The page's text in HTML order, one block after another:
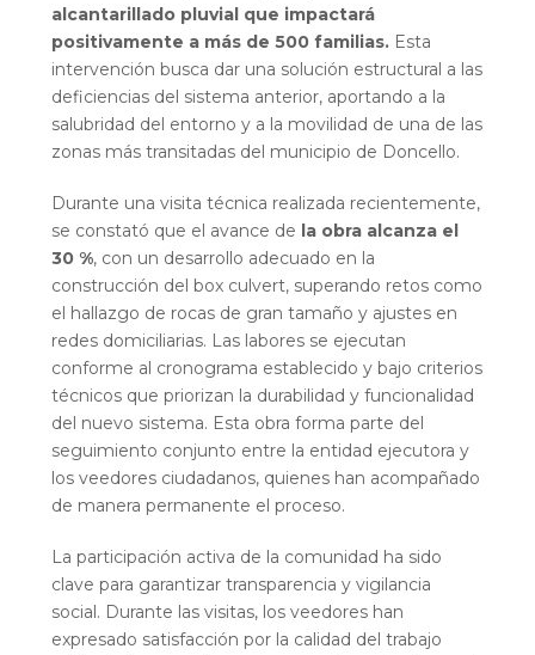
alcantarillado pluvial que impactará
positivamente a más de 500 familias.Esta
intervención busca dar una solución estructural a las
deficiencias del sistema anterior, aportando a la
salubridad del entorno y a la movilidad de una de las
zonas más transitadas del municipio de Doncello.
Durante una visita técnica realizada recientemente,
se constató que el avance de la obra alcanza el
30 %, con un desarrollo adecuado en la
construcción del box culvert, superando retos como
el hallazgo de rocas de gran tamaño y ajustes en
redes domiciliarias. Las labores se ejecutan
conforme al cronograma establecido y bajo criterios
técnicos que priorizan la durabilidad y funcionalidad
del nuevo sistema. Esta obra forma parte del
seguimiento conjunto entre la entidad ejecutora y
los veedores ciudadanos, quienes han acompañado
de manera permanente el proceso.
La participación activa de la comunidad ha sido
clave para garantizar transparencia y vigilancia
social. Durante las visitas, los veedores han
expresado satisfacción por la calidad del trabajo